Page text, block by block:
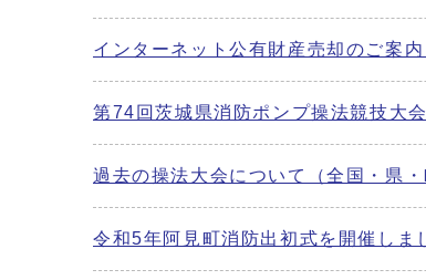
インターネット公有財産売却のご案内
第74回茨城県消防ポンプ操法競技大
過去の操法大会について（全国・県・
令和5年阿見町消防出初式を開催しま